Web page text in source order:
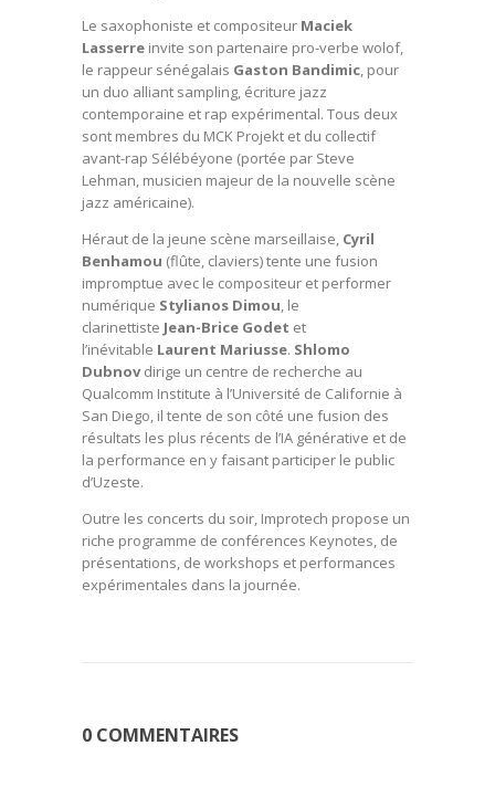
Le saxophoniste et compositeur Maciek
Lasserre invite son partenaire pro-verbe wolof,
le rappeur sénégalais Gaston Bandimic, pour
un duo alliant sampling, écriture jazz
contemporaine et rap expérimental. Tous deux
sont membres du MCK Projekt et du collectif
avant-rap Sélébéyone (portée par Steve
Lehman, musicien majeur de la nouvelle scène
jazz américaine).
Héraut de la jeune scène marseillaise, Cyril
Benhamou (flûte, claviers) tente une fusion
impromptue avec le compositeur et performer
numérique Stylianos Dimou, le
clarinettiste Jean-Brice Godet et
l’inévitable Laurent Mariusse. Shlomo
Dubnovdirige un centre de recherche au
Qualcomm Institute à l’Université de Californie à
San Diego, il tente de son côté une fusion des
résultats les plus récents de l’IA générative et de
la performance en y faisant participer le public
d’Uzeste.
Outre les concerts du soir, Improtech propose un
riche programme de conférences Keynotes, de
présentations, de workshops et performances
expérimentales dans la journée.
0 COMMENTAIRES